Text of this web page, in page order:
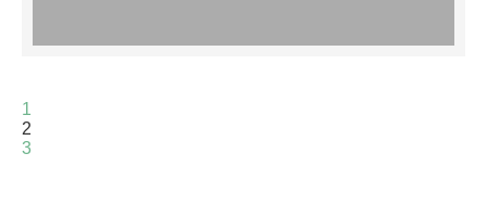
1
2
3